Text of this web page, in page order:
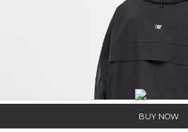
BUY NOW